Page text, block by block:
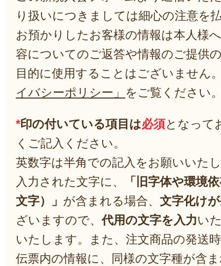
り扱いにつきましては細心の注意を
お預かりしたお客様の情報は本人様
容についてのご返答や情報のご提供
目的に使用することはございません
イバシーポリシー」 をご覧ください
*印の付いている項目は必須となって
くご記入ください。
英数字は半角での記入をお願いいた
入力された文字に、
「旧字体や環境
文字）」 が含まれる場合、 文字化け
ざいますので、代用の文字を入力い
いたします。また、注文商品の発送
伝票内の情報に、同様の文字種が含